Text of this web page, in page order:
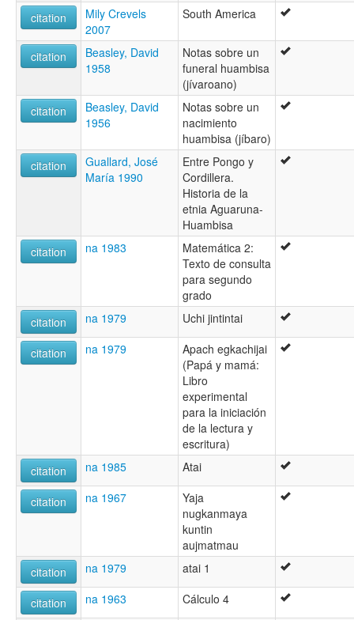
citation
Mily Crevels
2007
South America
citation
Beasley, David
1958
Notas sobre un
funeral huambisa
(jívaroano)
citation
Beasley, David
1956
Notas sobre un
nacimiento
huambisa (jíbaro)
citation
Guallard, José
María 1990
Entre Pongo y
Cordillera.
Historia de la
etnia Aguaruna-
Huambisa
citation
na 1983
Matemática 2:
Texto de consulta
para segundo
grado
citation
na 1979 Uchi jintintai
citation na 1979
Apach egkachijai
(Papá y mamá:
Libro
experimental
para la iniciación
de la lectura y
escritura)
citation
na 1985 Atai
citation na 1967
Yaja
nugkanmaya
kuntin
aujmatmau
citation
na 1979 atai 1
citation na 1963 Cálculo 4